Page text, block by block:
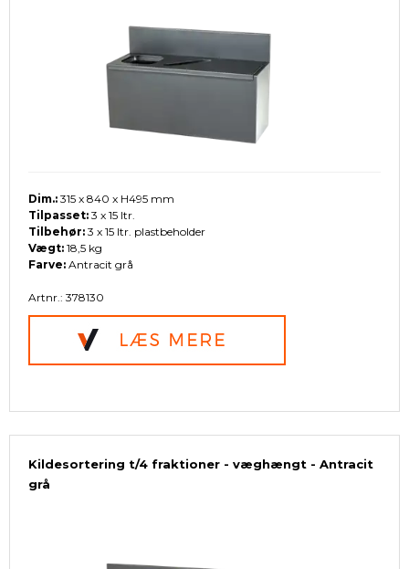
Dim.: 315 x 840 x H495 mm
Tilpasset: 3 x 15 ltr.
Tilbehør: 3 x 15 ltr. plastbeholder
Vægt: 18,5 kg
Farve: Antracit grå
Artnr.: 378130
Kildesortering t/4 fraktioner - væghængt - Antracit
grå